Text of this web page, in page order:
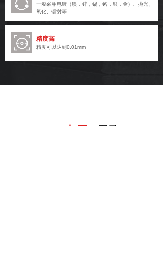
一般采用电镀（镍，锌，锡，铬，银，金）、抛光、
氧化、镭射等
精度高
精度可以达到0.01mm
CNC加工 · 愿景